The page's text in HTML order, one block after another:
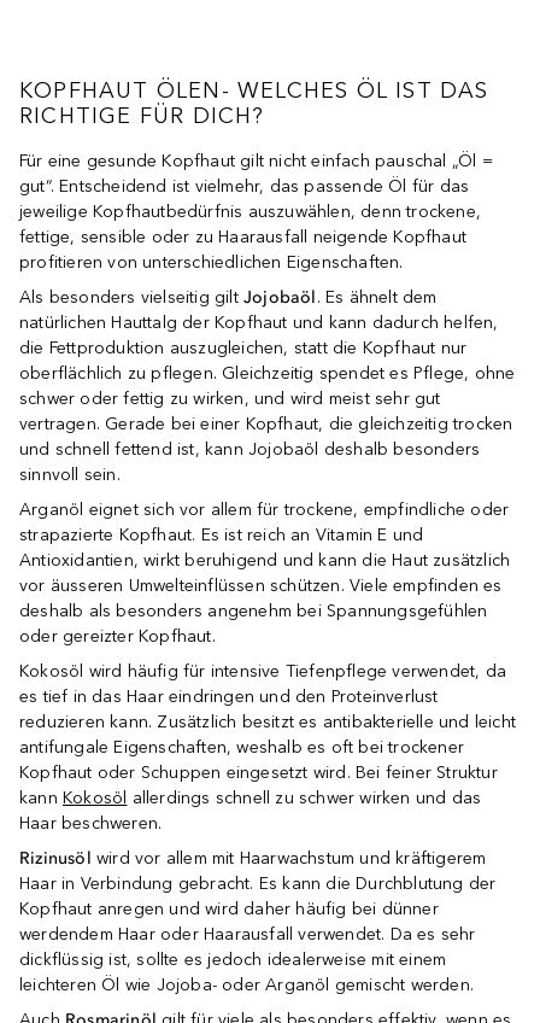
KOPFHAUT ÖLEN- WELCHES ÖL IST DAS
RICHTIGE FÜR DICH?
Für eine gesunde Kopfhaut gilt nicht einfach pauschal „Öl =
gut“. Entscheidend ist vielmehr, das passende Öl für das
jeweilige Kopfhautbedürfnis auszuwählen, denn trockene,
fettige, sensible oder zu Haarausfall neigende Kopfhaut
profitieren von unterschiedlichen Eigenschaften.
Als besonders vielseitig gilt Jojobaöl. Es ähnelt dem
natürlichen Hauttalg der Kopfhaut und kann dadurch helfen,
die Fettproduktion auszugleichen, statt die Kopfhaut nur
oberflächlich zu pflegen. Gleichzeitig spendet es Pflege, ohne
schwer oder fettig zu wirken, und wird meist sehr gut
vertragen. Gerade bei einer Kopfhaut, die gleichzeitig trocken
und schnell fettend ist, kann Jojobaöl deshalb besonders
sinnvoll sein.
Arganöl eignet sich vor allem für trockene, empfindliche oder
strapazierte Kopfhaut. Es ist reich an Vitamin E und
Antioxidantien, wirkt beruhigend und kann die Haut zusätzlich
vor äusseren Umwelteinflüssen schützen. Viele empfinden es
deshalb als besonders angenehm bei Spannungsgefühlen
oder gereizter Kopfhaut.
Kokosöl wird häufig für intensive Tiefenpflege verwendet, da
es tief in das Haar eindringen und den Proteinverlust
reduzieren kann. Zusätzlich besitzt es antibakterielle und leicht
antifungale Eigenschaften, weshalb es oft bei trockener
Kopfhaut oder Schuppen eingesetzt wird. Bei feiner Struktur
kann Kokosöl allerdings schnell zu schwer wirken und das
Haar beschweren.
Rizinusöl wird vor allem mit Haarwachstum und kräftigerem
Haar in Verbindung gebracht. Es kann die Durchblutung der
Kopfhaut anregen und wird daher häufig bei dünner
werdendem Haar oder Haarausfall verwendet. Da es sehr
dickflüssig ist, sollte es jedoch idealerweise mit einem
leichteren Öl wie Jojoba- oder Arganöl gemischt werden.